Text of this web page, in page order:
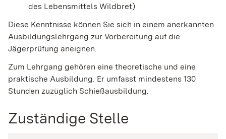
des Lebensmittels Wildbret)
Diese Kenntnisse können Sie sich in einem anerkannten
Ausbildungslehrgang zur Vorbereitung auf die
Jägerprüfung aneignen.
Zum Lehrgang gehören eine theoretische und eine
praktische Ausbildung. Er umfasst mindestens 130
Stunden zuzüglich Schießausbildung.
Zuständige Stelle